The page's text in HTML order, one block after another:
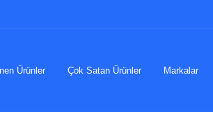
Ürünler Çok Satan Ürünler Markalar